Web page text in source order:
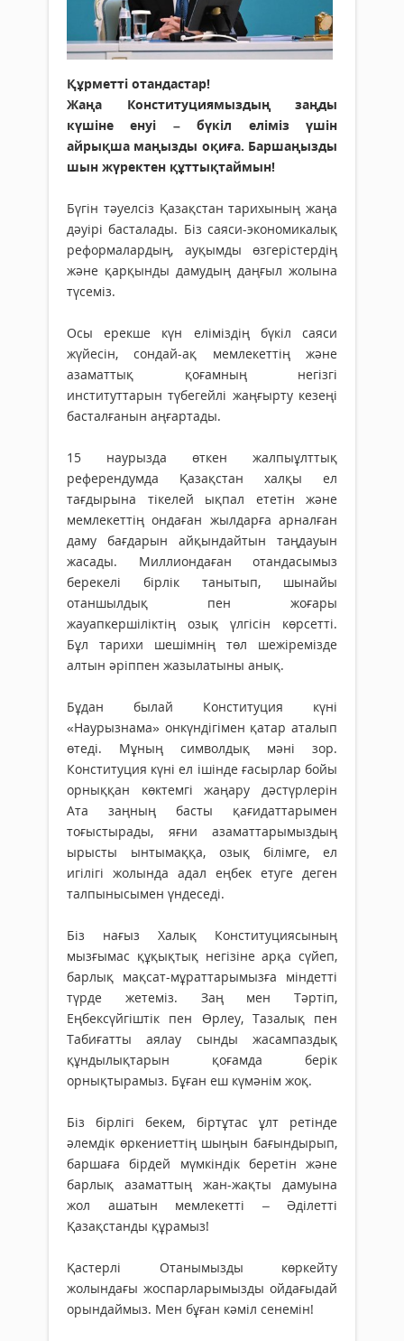
Құрметті отандастар!
Жаңа Конституциямыздың заңды
күшіне енуі – бүкіл еліміз үшін
айрықша маңызды оқиға. Баршаңызды
шын жүректен құттықтаймын!
Бүгін тәуелсіз Қазақстан тарихының жаңа
дәуірі басталады. Біз саяси-экономикалық
реформалардың, ауқымды өзгерістердің
және қарқынды дамудың даңғыл жолына
түсеміз.
Осы ерекше күн еліміздің бүкіл саяси
жүйесін, сондай-ақ мемлекеттің және
азаматтық қоғамның негізгі
институттарын түбегейлі жаңғырту кезеңі
басталғанын аңғартады.
15 наурызда өткен жалпыұлттық
референдумда Қазақстан халқы ел
тағдырына тікелей ықпал ететін және
мемлекеттің ондаған жылдарға арналған
даму бағдарын айқындайтын таңдауын
жасады. Миллиондаған отандасымыз
берекелі бірлік танытып, шынайы
отаншылдық пен жоғары
жауапкершіліктің озық үлгісін көрсетті.
Бұл тарихи шешімнің төл шежіремізде
алтын әріппен жазылатыны анық.
Бұдан былай Конституция күні
«Наурызнама» онкүндігімен қатар аталып
өтеді. Мұның символдық мәні зор.
Конституция күні ел ішінде ғасырлар бойы
орныққан көктемгі жаңару дәстүрлерін
Ата заңның басты қағидаттарымен
тоғыстырады, яғни азаматтарымыздың
ырысты ынтымаққа, озық білімге, ел
игілігі жолында адал еңбек етуге деген
талпынысымен үндеседі.
Біз нағыз Халық Конституциясының
мызғымас құқықтық негізіне арқа сүйеп,
барлық мақсат-мұраттарымызға міндетті
түрде жетеміз. Заң мен Тәртіп,
Еңбексүйгіштік пен Өрлеу, Тазалық пен
Табиғатты аялау сынды жасампаздық
құндылықтарын қоғамда берік
орнықтырамыз. Бұған еш күмәнім жоқ.
Біз бірлігі бекем, біртұтас ұлт ретінде
әлемдік өркениеттің шыңын бағындырып,
баршаға бірдей мүмкіндік беретін және
барлық азаматтың жан-жақты дамуына
жол ашатын мемлекетті – Әділетті
Қазақстанды құрамыз!
Қастерлі Отанымызды көркейту
жолындағы жоспарларымызды ойдағыдай
орындаймыз. Мен бұған кәміл сенемін!